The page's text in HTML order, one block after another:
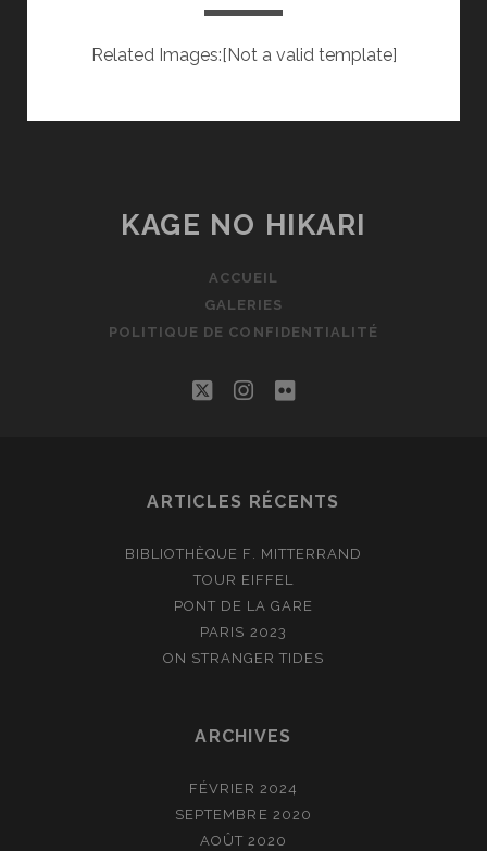
Related Images:[Not a valid template]
KAGE NO HIKARI
ACCUEIL
GALERIES
POLITIQUE DE CONFIDENTIALITÉ
twitterinstagram
flickr
ARTICLES RÉCENTS
BIBLIOTHÈQUE F. MITTERRAND
TOUR EIFFEL
PONT DE LA GARE
PARIS 2023
ON STRANGER TIDES
ARCHIVES
FÉVRIER 2024
SEPTEMBRE 2020
AOÛT 2020